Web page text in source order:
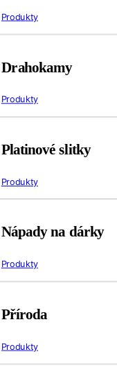
Produkty
Drahokamy
Produkty
Platinové slitky
Produkty
Nápady na dárky
Produkty
Příroda
Produkty